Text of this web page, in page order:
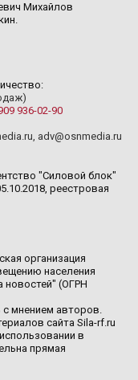
Михайлов
936-02-90
, adv@osnmedia.ru
"Силовой блок"
реестровая
организация
населения
новостей" (ОГРН
мнением авторов.
сайта Sila-rf.ru
в
прямая